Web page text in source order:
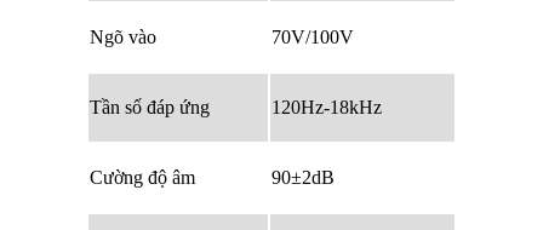
Ngõ vào 70V/100V
Tần số đáp ứng 120Hz-18kHz
Cường độ âm 90±2dB